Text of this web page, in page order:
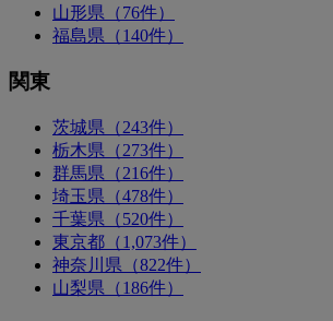
山形県（76件）
福島県（140件）
関東
茨城県（243件）
栃木県（273件）
群馬県（216件）
埼玉県（478件）
千葉県（520件）
東京都（1,073件）
神奈川県（822件）
山梨県（186件）